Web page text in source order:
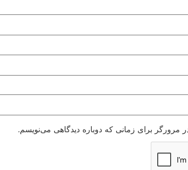
مرورگر برای زمانی که دوباره دیدگاهی می‌نویسم.